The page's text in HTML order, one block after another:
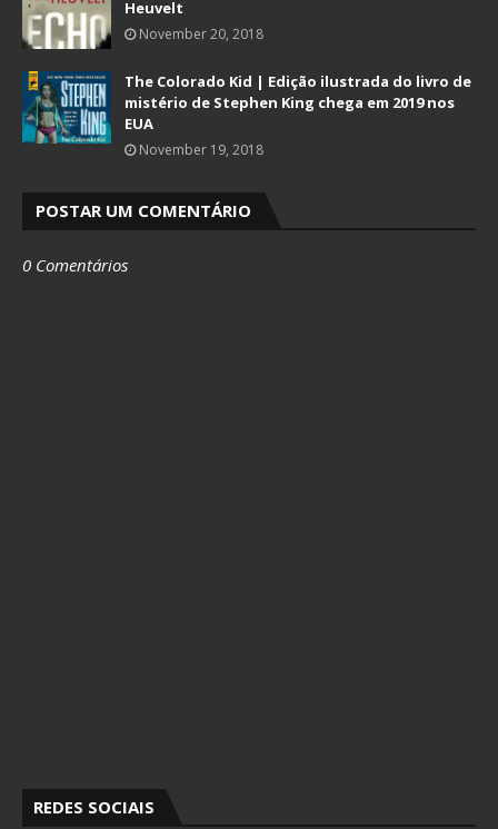
Heuvelt
November 20, 2018
The Colorado Kid | Edição ilustrada do livro de
mistério de Stephen King chega em 2019 nos
EUA
November 19, 2018
POSTAR UM COMENTÁRIO
0 Comentários
REDES SOCIAIS